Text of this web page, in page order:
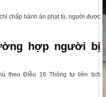
chấp hành án phạt tù, người được
hợp người bị
theo Điều 16 Thông tư liên tịch